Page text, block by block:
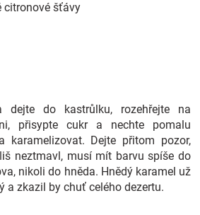
citronové šťávy
dejte do kastrůlku, rozehřejte na
přisypte cukr a nechte pomalu
karamelizovat. Dejte přitom pozor,
neztmavl, musí mít barvu spíše do
nikoli do hněda. Hnědý karamel už
a zkazil by chuť celého dezertu.